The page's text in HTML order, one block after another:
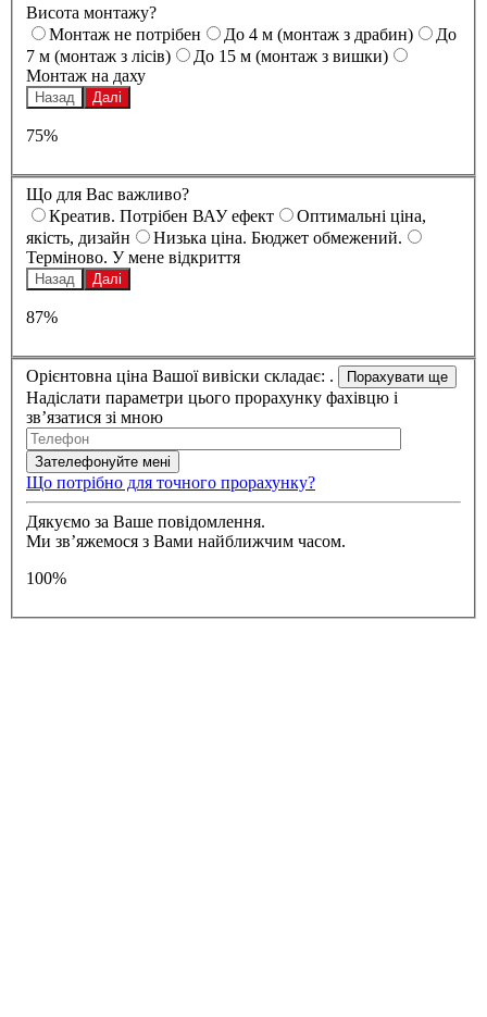
Висота монтажу?
Монтаж не потрібен
До 4 м (монтаж з драбин)
До
7 м (монтаж з лісів)
До 15 м (монтаж з вишки)
Монтаж на даху
Назад Далі
75%
Що для Вас важливо?
Креатив. Потрібен ВАУ ефект
Оптимальні ціна,
якість, дизайн
Низька ціна. Бюджет обмежений.
Терміново. У мене відкриття
Назад Далі
87%
Орієнтовна ціна Вашої вивіски складає: .
Надіслати параметри цього прорахунку фахівцю і
зв’язатися зі мною
Що потрібно для точного прорахунку?
Дякуємо за Ваше повідомлення.
Ми зв’яжемося з Вами найближчим часом.
100%